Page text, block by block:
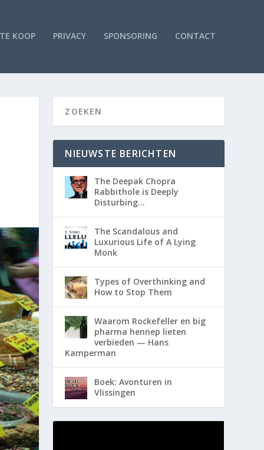
KOOP PRIVACY SPONSORING CONTACT
NIEUWSTE BERICHTEN
The Deepak Chopra
Rabbithole is Deeply
Disturbing…
The Scandalous and
Luxurious Life of A Lying
Monk
Types of Overthinking and
How to Stop Them
Waarom Rockefeller en big
pharma hennep lieten
verbieden — Hans
Kamperman
Boek: Avonturen in
Vlissingen